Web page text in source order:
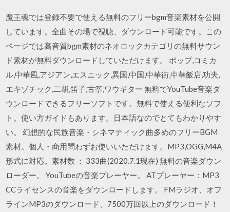
魔王魂では登録不要で使える無料のフリーbgm音楽素材を公開
しています。全曲その場で視聴、ダウンロード可能です。この
ページでは高音質bgm素材のネオロックカテゴリの無料サウン
ド素材が無料ダウンロードしていただけます。 ポップ,コミカ
ル,中華風,アジアン,エスニック,異国,中国,中華街,中華飯店,功夫,
エキゾチック,二胡,笛子,古筝,ワウギター 無料でYouTube音楽ダ
ウンロードできるフリーソフトです。無料で使える便利なソフ
ト。使い方ガイドもあります。日本語なのでとてもわかりやす
い。 幻想的な民族音楽・シネマティック曲多めのフリーBGM
素材。個人・商用問わずお使いいただけます。MP3,OGG,M4A
形式に対応。素材数 ： 333曲(2020.7.1現在) 無料の音楽ダウン
ローダー。 YouTubeの音楽プレーヤー。 ATプレーヤー：MP3
CCライセンスの音楽をダウンロードします。 FMラジオ、オフ
ラインMP3のダウンロード、7500万回以上のダウンロード！